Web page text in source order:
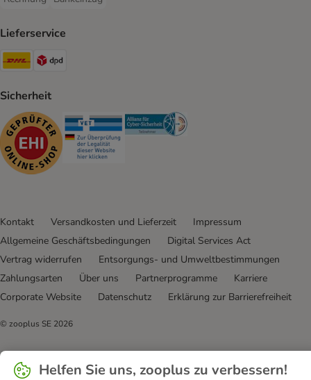
Rechnung Payment Method
Bankeinzug Payment Method
Lieferservice
DHL Shipping Method
Sicherheit
Security Security
Kontakt Versandkosten und Lieferzeit
Impressum
Allgemeine Geschäftsbedingungen
Digital Services Act
Vertrag widerrufen
Entsorgungs- und Umweltbestimmungen
Zahlungsarten
Über uns Partnerprogramme
Karriere
Corporate Website
Datenschutz Erklärung zur Barrierefreiheit
© zooplus SE 2026
Helfen Sie uns, zooplus zu verbessern!